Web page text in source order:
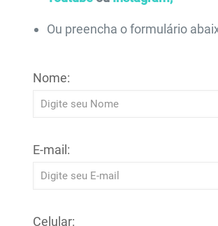
Ou preencha o formulário
Nome:
E-mail:
Celular: